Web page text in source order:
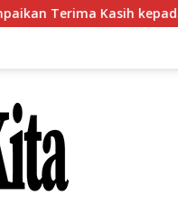
Seluruh Kader